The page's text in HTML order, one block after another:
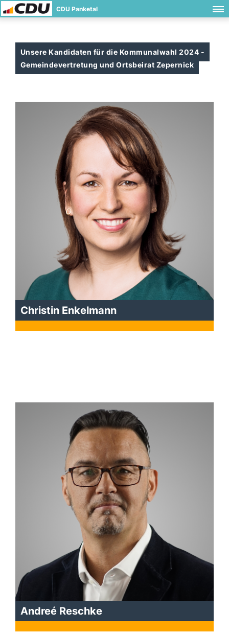
CDU Panketal
Unsere Kandidaten für die Kommunalwahl 2024 -
Gemeindevertretung und Ortsbeirat Zepernick
Christin Enkelmann
Andreé Reschke